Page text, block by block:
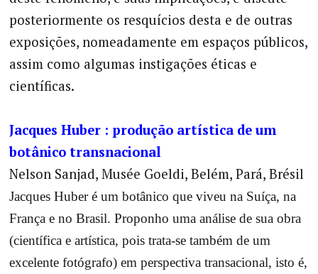
posteriormente os resquícios desta e de outras
exposições, nomeadamente em espaços públicos,
assim como algumas instigações éticas e
científicas.
Jacques Huber : produção artística de um
botânico transnacional
Nelson Sanjad, Musée Goeldi, Belém, Pará, Brésil
Jacques Huber é um botânico que viveu na Suíça, na
França e no Brasil. Proponho uma análise de sua obra
(científica e artística, pois trata-se também de um
excelente fotógrafo) em perspectiva transacional, isto é,